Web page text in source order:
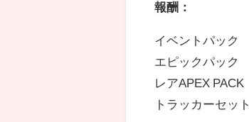
報酬：
イベントパック
エピックパック
レアAPEX PACK
トラッカーセット